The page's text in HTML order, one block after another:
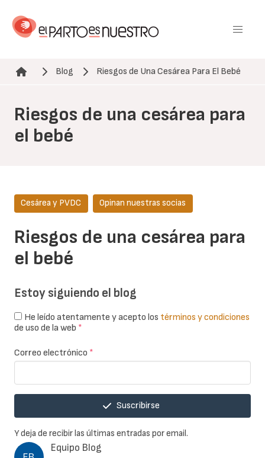
contenido
Ruta de navegación
Blog Riesgos de Una Cesárea Para El Bebé
Riesgos de una cesárea para
el bebé
Equipo Blog
Riesgos de una cesárea para
el bebé
Cesárea y PVDC Opinan nuestras socias
Estoy siguiendo el blog
He leído atentamente y acepto los términos y condiciones
de uso de la web *
Correo electrónico *
Suscribirse
Y deja de recibir las últimas entradas por email.